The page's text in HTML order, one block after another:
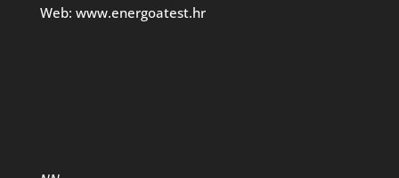
Web: www.energoatest.hr